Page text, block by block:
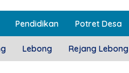
Pendidikan Potret Desa
Lebong Rejang Lebong